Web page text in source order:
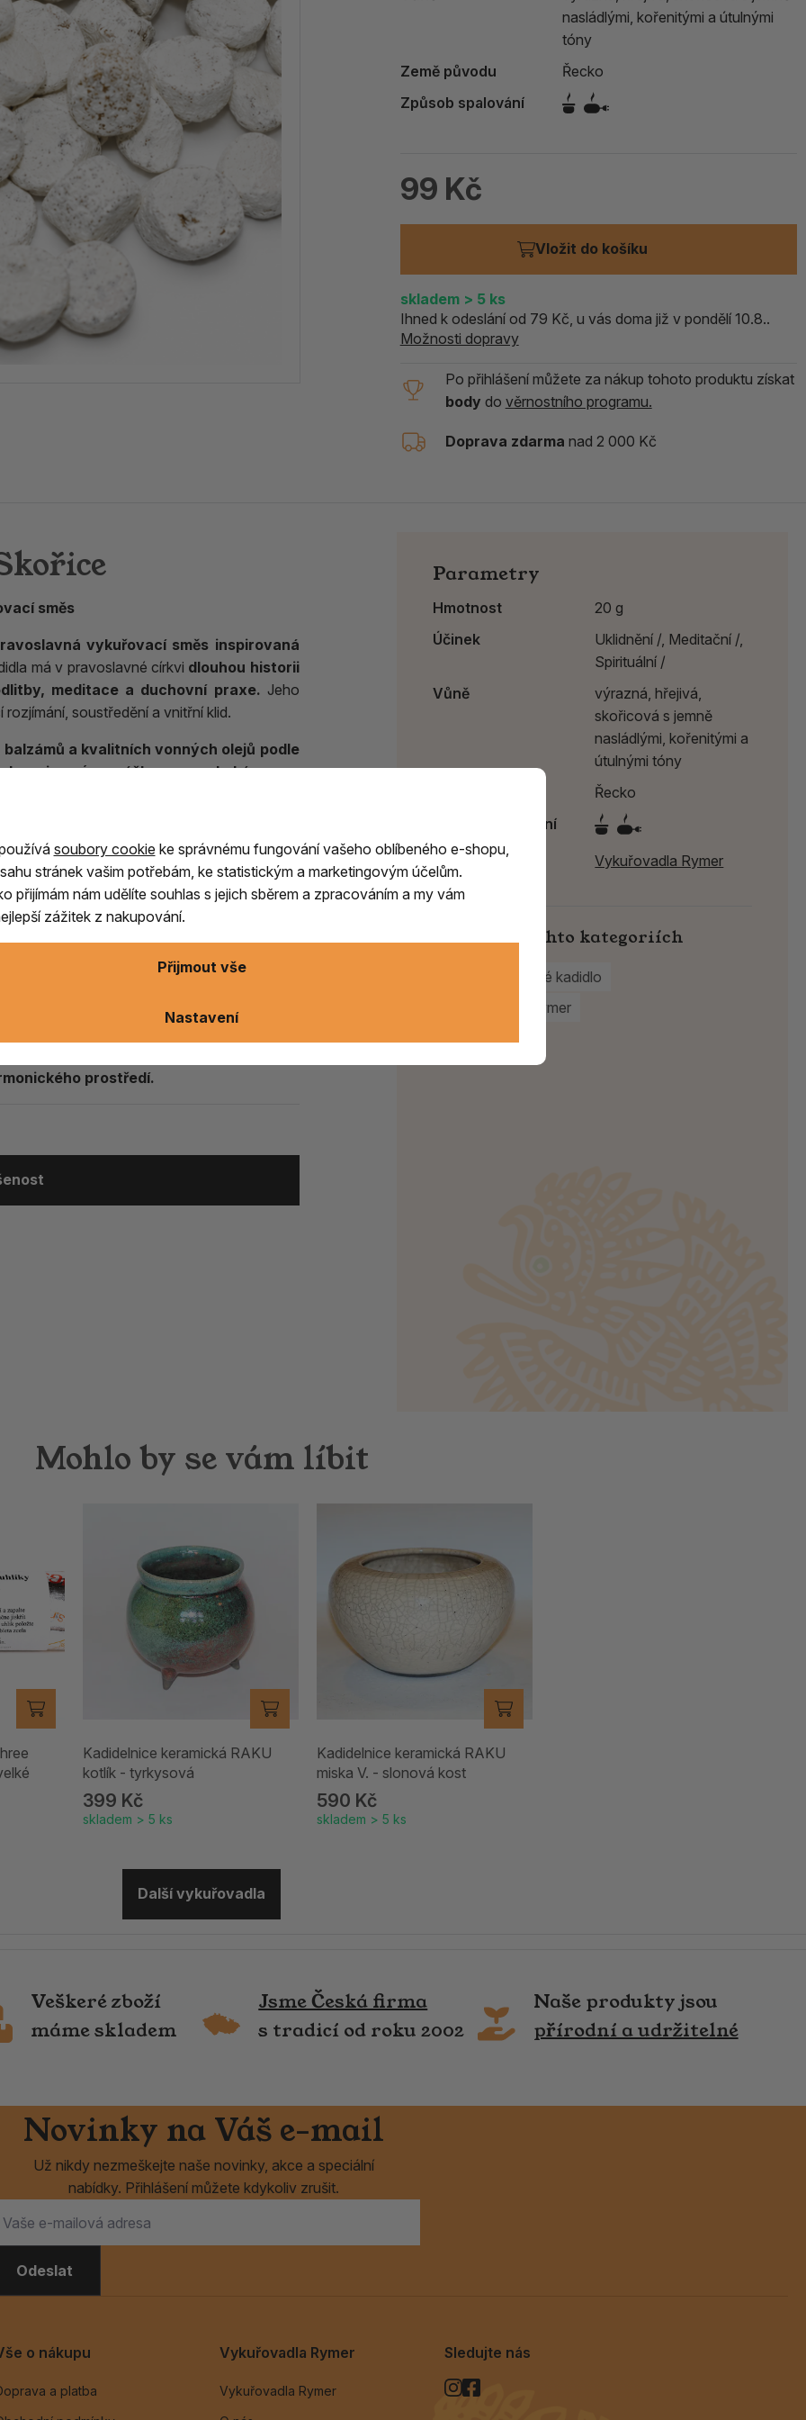
ALOE PRAVÁ (Aloe vera)
119 Kč
nasládlými, kořenitými a útulnými
tóny
Země původu
Řecko
Způsob spalování
99 Kč
Vložit do košíku
skladem> 5 ks
Ihned k odeslání od 79 Kč, u vás doma již v pondělí 10.8..
Možnosti dopravy
Po přihlášení můžete za nákup tohoto produktu získat
body do věrnostního programu.
Doprava zdarma nad 2 000 Kč
směs
vykuřovací směs inspirovaná
má v pravoslavné církvi dlouhou historii
meditace a duchovní praxe. Jeho
soustředění a vnitřní klid.
a kvalitních vonných olejů podle
jemným práškem z arabské gumy,
spalování. Po zahřátí vzniká bohatá,
chrámy.
– Svaté Hory, která je známá dlouhou
suroviny a tradiční zpracování dávají
vůni.
příjemně suché.
Již při prvním rozvonění
a klášterech, ale také při domácím
prostředí.
Parametry
Hmotnost
20 g
Účinek
Uklidnění /, Meditační /,
Spirituální /
Vůně
výrazná, hřejivá,
skořicová s jemně
nasládlými, kořenitými a
útulnými tóny
Řecko
Způsob spalování
Výrobce: Vykuřovadla Rymer
Najdete v těchto kategoriích
Řecké chrámové kadidlo
Vykuřovadla Rymer
Mohlo by se vám líbit
Kadidelnice keramická RAKU
kotlík - tyrkysová
399 Kč
skladem > 5 ks
Kadidelnice keramická RAKU
miska V. - slonová kost
590 Kč
skladem > 5 ks
Další vykuřovadla
Veškeré zboží
máme skladem
Jsme Česká firma
s tradicí od roku 2002
Naše produkty jsou
přírodní a udržitelné
Novinky na Váš e-mail
Už nikdy nezmeškejte naše novinky, akce a speciální
nabídky. Přihlášení můžete kdykoliv zrušit.
Odeslat
o nákupu
a platba
Vykuřovadla Rymer
Vykuřovadla Rymer
Sledujte nás
soubory cookie ke správnému fungování vašeho oblíbeného e-shopu,
stránek vašim potřebám, ke statistickým a marketingovým účelům.
přijímám nám udělíte souhlas s jejich sběrem a zpracováním a my vám
zážitek z nakupování.
Nastavení
Přijmout vše